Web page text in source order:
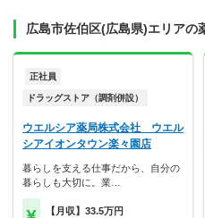
広島市佐伯区(広島県)エリアの
正社員
ドラッグストア（調剤併設）
ウエルシア薬局株式会社 ウエル
シアイオンタウン楽々園店
暮らしを支える仕事だから、自分の
暮らしも大切に。業…
【月収】33.5万円